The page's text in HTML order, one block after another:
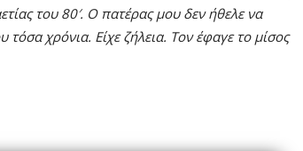
του 80′. Ο πατέρας μου δεν ήθελε να
χρόνια. Είχε ζήλεια. Τον έφαγε το μίσος